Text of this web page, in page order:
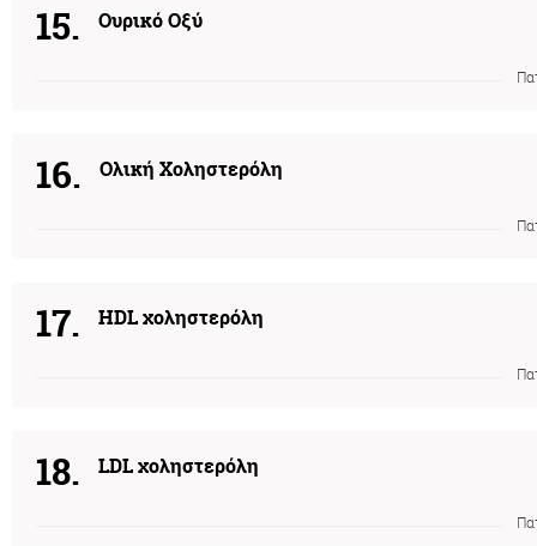
15. Ουρικό Οξύ
16. Ολική Χοληστερόλη
17. HDL χοληστερόλη
18. LDL χοληστερόλη